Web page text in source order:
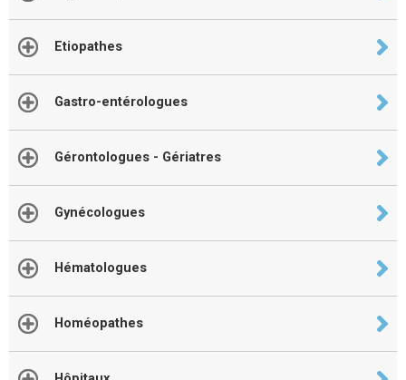
Etiopathes
Gastro-entérologues
Gérontologues - Gériatres
Gynécologues
Hématologues
Homéopathes